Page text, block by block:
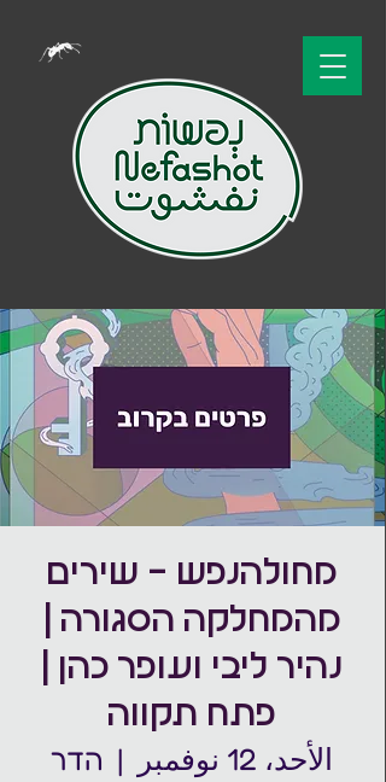
מחולהנפש - שירים
מהמחלקה הסגורה |
נהיר ליבי ועופר כהן |
פתח תקווה
الأحد، 12 نوفمبر
  |
הדר